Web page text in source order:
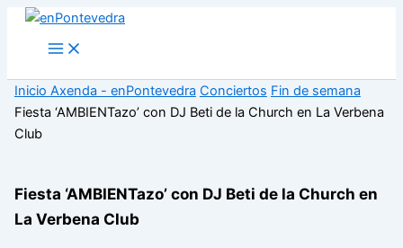
Main
Menu
Inicio Axenda - enPontevedra Conciertos Fin de semana
Fiesta ‘AMBIENTazo’ con DJ Beti de la Church en La Verbena
Club
Fiesta ‘AMBIENTazo’ con DJ Beti de la Church en
La Verbena Club